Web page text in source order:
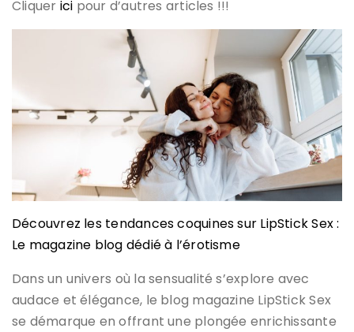
Cliquer ici pour d’autres articles !!!
Découvrez les tendances coquines sur LipStick Sex :
Le magazine blog dédié à l’érotisme
Dans un univers où la sensualité s’explore avec
audace et élégance, le blog magazine LipStick Sex
se démarque en offrant une plongée enrichissante